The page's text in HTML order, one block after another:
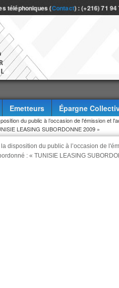
téléphoniques (Contact) : (+216) 71
Emetteurs
Épargne
du public à l’occasion de l'émission et
LEASING SUBORDONNE 2009 »
la disposition du public à l’occasion de
: « TUNISIE LEASING